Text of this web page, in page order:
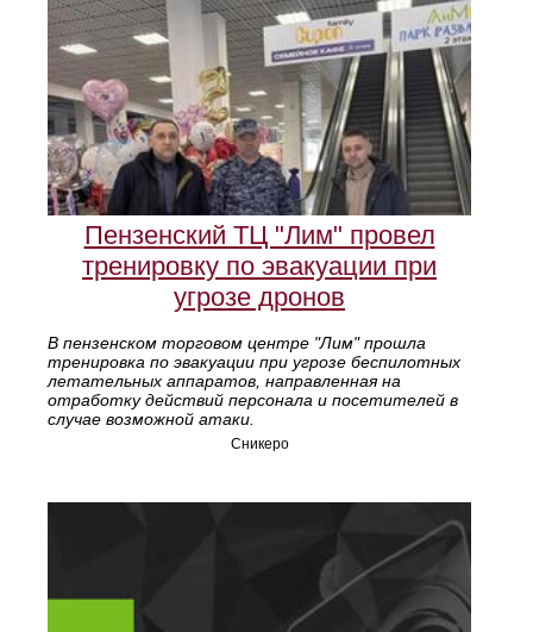
Пензенский ТЦ "Лим" провел
тренировку по эвакуации при
угрозе дронов
В пензенском торговом центре "Лим" прошла
тренировка по эвакуации при угрозе беспилотных
летательных аппаратов, направленная на
отработку действий персонала и посетителей в
случае возможной атаки.
Сникеро